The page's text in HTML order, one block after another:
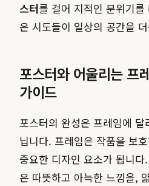
스터를 걸어 지적인 분위기
은 시도들이 일상의 공간을
포스터와 어울리는 프
가이드
포스터의 완성은 프레임에
닙니다. 프레임은 작품을 보
중요한 디자인 요소가 됩니
은 따뜻하고 아늑한 느낌을,